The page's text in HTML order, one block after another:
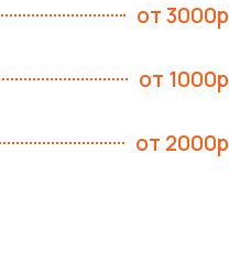
от 3000р
от 1000р
от 2000р